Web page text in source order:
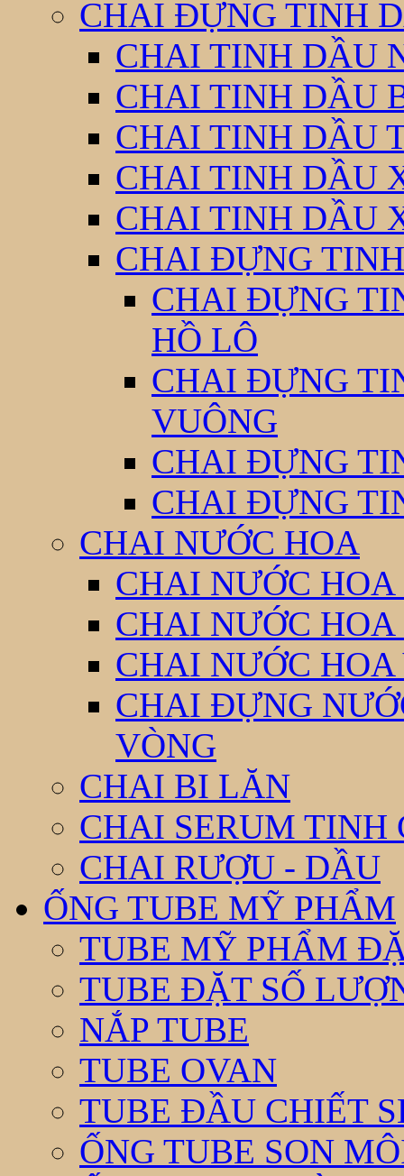
CHAI ĐỰNG TINH
CHAI TINH DẦU
CHAI TINH DẦU
CHAI TINH DẦU
CHAI TINH DẦU
CHAI TINH DẦU
CHAI ĐỰNG
CHAI ĐỰNG
HỒ LÔ
CHAI ĐỰNG
VUÔNG
CHAI ĐỰNG
CHAI ĐỰNG
CHAI NƯỚC HOA
CHAI NƯỚC
CHAI NƯỚC HOA
CHAI NƯỚC
CHAI ĐỰNG
VÒNG
CHAI BI LĂN
CHAI SERUM TINH
CHAI RƯỢU - DẦU
ỐNG TUBE MỸ PHẨM
TUBE MỸ PHẨM
TUBE ĐẶT SỐ
NẮP TUBE
TUBE OVAN
TUBE ĐẦU CHIẾT
ỐNG TUBE SON